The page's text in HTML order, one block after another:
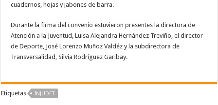
cuadernos, hojas y jabones de barra.
Durante la firma del convenio estuvieron presentes la directora de
Atención a la Juventud, Luisa Alejandra Hernández Treviño, el director
de Deporte, José Lorenzo Muñoz Valdéz y la subdirectora de
Transversalidad, Silvia Rodríguez Garibay.
Etiquetas INJUDET